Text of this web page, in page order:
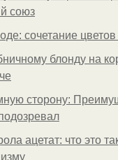
союз
сочетание
блонду на
сторону:
ацетат: что это